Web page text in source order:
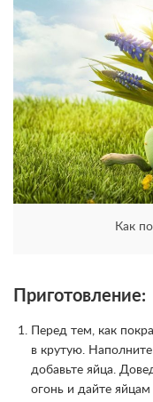
Как
Приготовление:
Перед тем, как
в крутую.
добавьте яйца.
огонь и дайте